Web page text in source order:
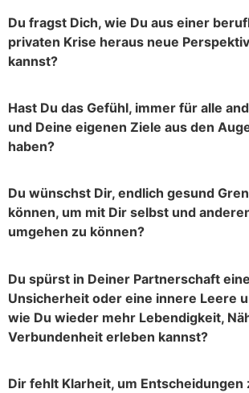
Du fragst Dich, wie Du aus einer
privaten Krise heraus neue
kannst?
Hast Du das Gefühl, immer für alle
und Deine eigenen Ziele aus den
haben?
Du wünschst Dir, endlich gesund
können, um mit Dir selbst und
umgehen zu können?
Du spürst in Deiner Partnerschaft
Unsicherheit oder eine innere Leere
wie Du wieder mehr Lebendigkeit,
Verbundenheit erleben kannst?
Dir fehlt Klarheit, um Entscheidungen